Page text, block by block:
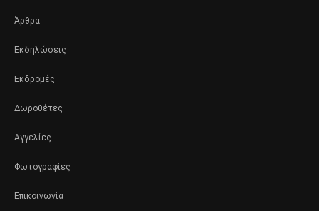
Άρθρα
Εκδηλώσεις
Εκδρομές
Δωροθέτες
Αγγελίες
Φωτογραφίες
Επικοινωνία